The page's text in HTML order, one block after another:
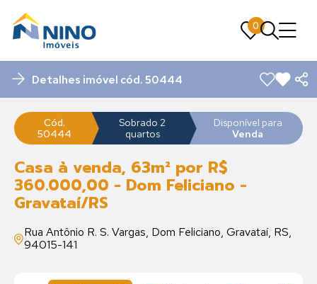
0
0
Detalhes imóvel cód. 50444
Cód.
50444
Sobrado 2
quartos
Disponível para
Venda
Casa à venda, 63m² por R$
360.000,00 - Dom Feliciano -
Gravataí/RS
Rua Antônio R. S. Vargas, Dom Feliciano, Gravataí, RS,
94015-141